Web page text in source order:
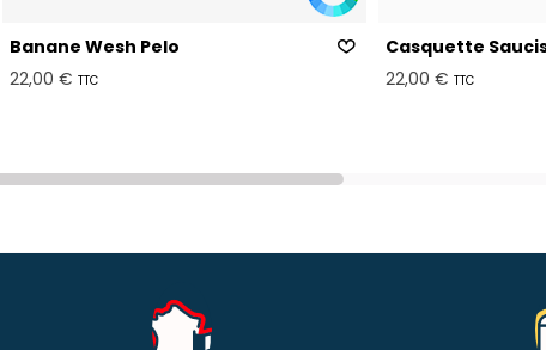
Banane Wesh Pelo
22,00 € TTC
Casquette
22,00 € TTC